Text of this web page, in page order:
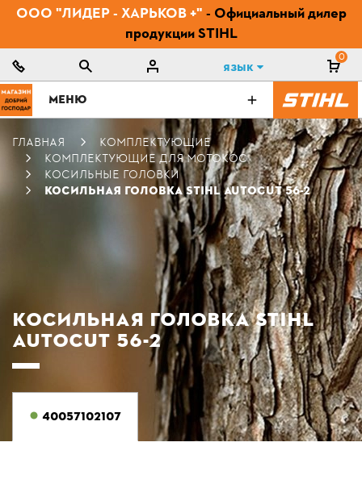
ООО "ЛИДЕР - ХАРЬКОВ +" - Официальный дилер
продукции STIHL
Язык
0
МЕНЮ
ГЛАВНАЯ
КОМПЛЕКТУЮЩИЕ
КОМПЛЕКТУЮЩИЕ ДЛЯ МОТОКОС
КОСИЛЬНЫЕ ГОЛОВКИ
КОСИЛЬНАЯ ГОЛОВКА STIHL AUTOCUT 56-2
КОСИЛЬНАЯ ГОЛОВКА STIHL
AUTOCUT 56-2
40057102107